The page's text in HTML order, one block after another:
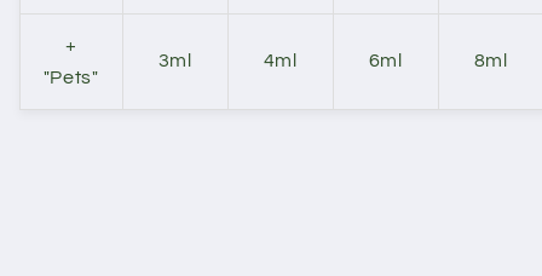
+
"Pets"
3ml 4ml 6ml 8ml